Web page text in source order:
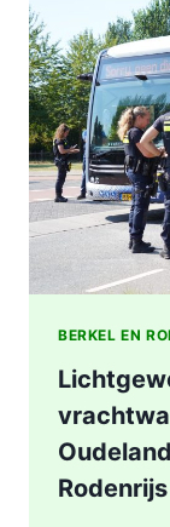
IN
BERKEL EN
Rodenrijs